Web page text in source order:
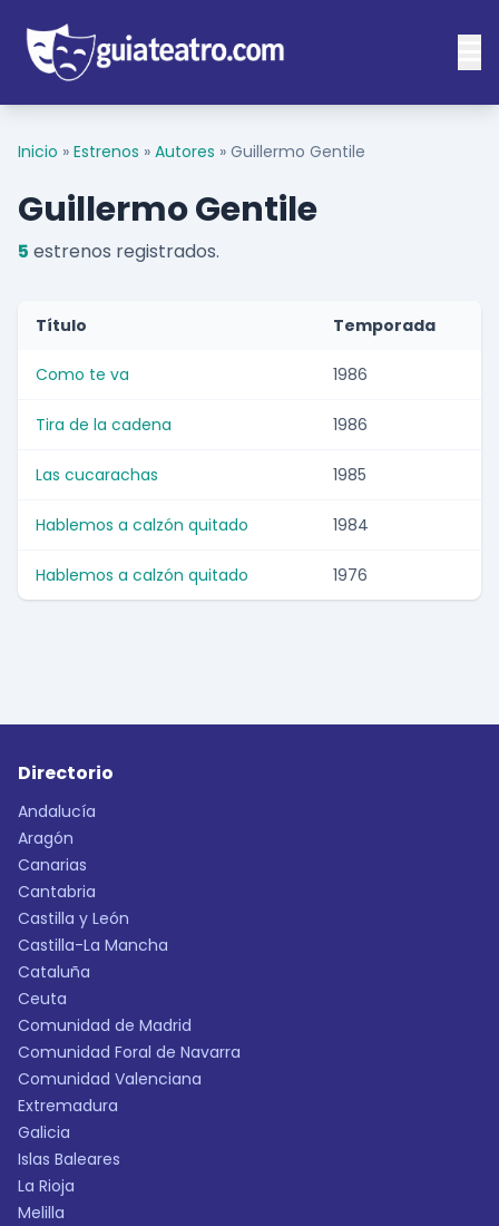
Inicio » Estrenos » Autores » Guillermo Gentile
Guillermo Gentile
5 estrenos registrados.
Título Temporada
Como te va 1986
Tira de la cadena 1986
Las cucarachas 1985
Hablemos a calzón quitado 1984
Hablemos a calzón quitado 1976
Directorio
Andalucía
Aragón
Canarias
Cantabria
Castilla y León
Castilla-La Mancha
Cataluña
Ceuta
Comunidad de Madrid
Comunidad Foral de Navarra
Comunidad Valenciana
Extremadura
Galicia
Islas Baleares
La Rioja
Melilla